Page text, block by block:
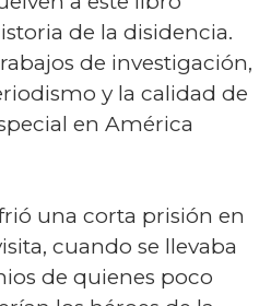
de la disidencia.
de investigación,
y la calidad de
en América
una corta prisión en
cuando se llevaba
de quienes poco